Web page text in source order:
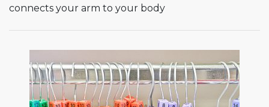
connects your arm to your body